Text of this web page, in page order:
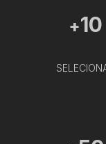
+10